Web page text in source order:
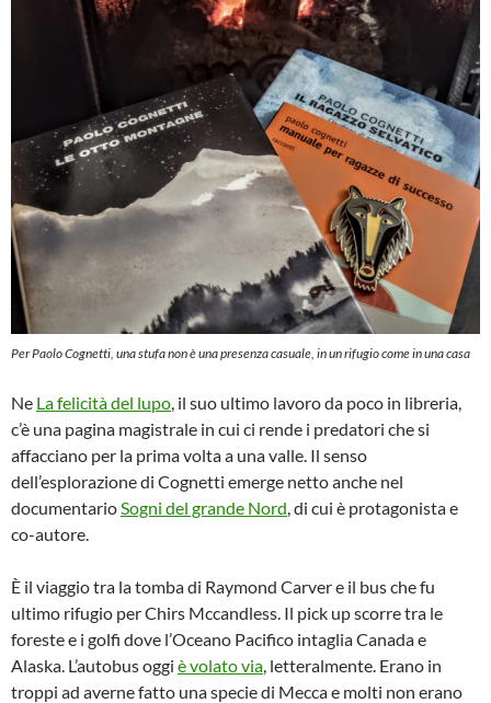
Per Paolo Cognetti, una stufa non è una presenza casuale, in un rifugio come in una casa
Ne La felicità del lupo , il suo ultimo lavoro da poco in libreria,
c’è una pagina magistrale in cui ci rende i predatori che si
affacciano per la prima volta a una valle. Il senso
dell’esplorazione di Cognetti emerge netto anche nel
documentario Sogni del grande Nord , di cui è protagonista e
co-autore.
È il viaggio tra la tomba di Raymond Carver e il bus che fu
ultimo rifugio per Chirs Mccandless. Il pick up scorre tra le
foreste e i golfi dove l’Oceano Pacifico intaglia Canada e
Alaska. L’autobus oggi è volato via , letteralmente. Erano in
troppi ad averne fatto una specie di Mecca e molti non erano